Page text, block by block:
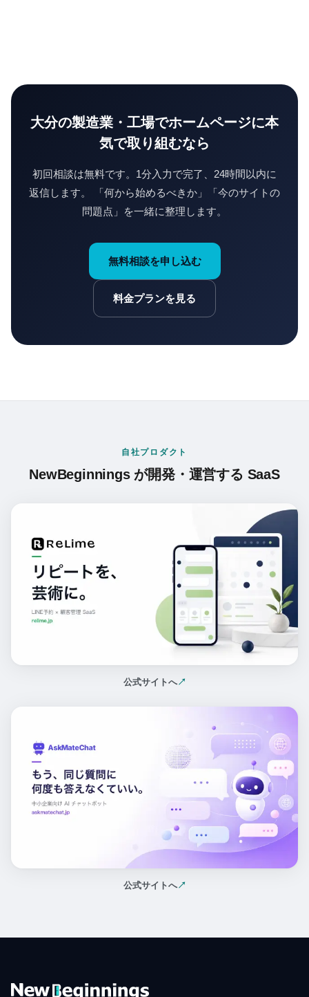
大分の製造業・工場でホームページに本
気で取り組むなら
初回相談は無料です。1分入力で完了、24時間以内に
返信します。 「何から始めるべきか」「今のサイトの
問題点」を一緒に整理します。
無料相談を申し込む
料金プランを見る
自社プロダクト
NewBeginnings が開発・運営する SaaS
公式サイトへ↗
（新しいタブで開く）
公式サイトへ↗
（新しいタブで開く）